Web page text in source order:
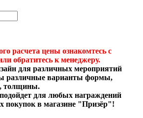
расчета цены ознакомтесь с
обратитесь к менеджеру.
для различных мероприятий
различные варианты формы,
толщины.
для любых награждений
покупок в магазине "Призёр"!